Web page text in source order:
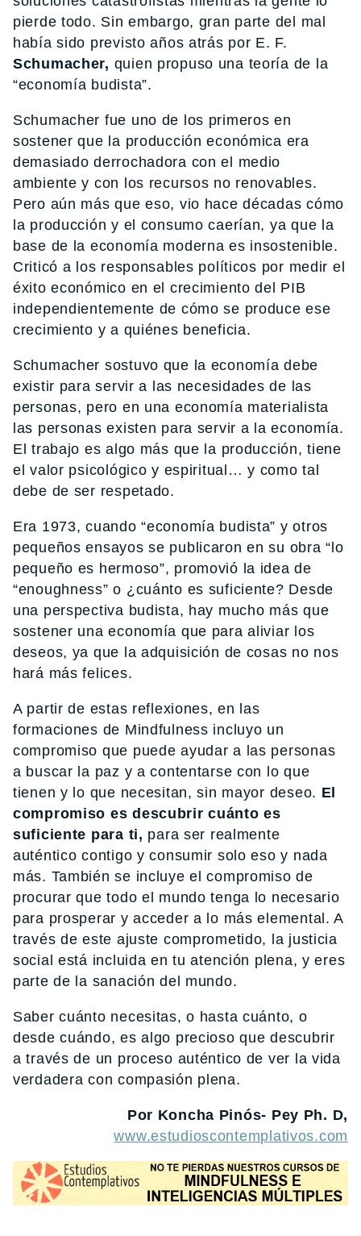
pierde todo. Sin embargo, gran parte del mal
había sido previsto años atrás por E. F.
Schumacher, quien propuso una teoría de la
“economía budista”.
Schumacher fue uno de los primeros en
sostener que la producción económica era
demasiado derrochadora con el medio
ambiente y con los recursos no renovables.
Pero aún más que eso, vio hace décadas cómo
la producción y el consumo caerían, ya que la
base de la economía moderna es insostenible.
Criticó a los responsables políticos por medir el
éxito económico en el crecimiento del PIB
independientemente de cómo se produce ese
crecimiento y a quiénes beneficia.
Schumacher sostuvo que la economía debe
existir para servir a las necesidades de las
personas, pero en una economía materialista
las personas existen para servir a la economía.
El trabajo es algo más que la producción, tiene
el valor psicológico y espiritual… y como tal
debe de ser respetado.
Era 1973, cuando “economía budista” y otros
pequeños ensayos se publicaron en su obra “lo
pequeño es hermoso”, promovió la idea de
“enoughness” o ¿cuánto es suficiente? Desde
una perspectiva budista, hay mucho más que
sostener una economía que para aliviar los
deseos, ya que la adquisición de cosas no nos
hará más felices.
A partir de estas reflexiones, en las
formaciones de Mindfulness incluyo un
compromiso que puede ayudar a las personas
a buscar la paz y a contentarse con lo que
tienen y lo que necesitan, sin mayor deseo. El
compromiso es descubrir cuánto es
suficiente para ti, para ser realmente
auténtico contigo y consumir solo eso y nada
más. También se incluye el compromiso de
procurar que todo el mundo tenga lo necesario
para prosperar y acceder a lo más elemental. A
través de este ajuste comprometido, la justicia
social está incluida en tu atención plena, y eres
parte de la sanación del mundo.
Saber cuánto necesitas, o hasta cuánto, o
desde cuándo, es algo precioso que descubrir
a través de un proceso auténtico de ver la vida
verdadera con compasión plena.
Por Koncha Pinós- Pey Ph. D,
www.estudioscontemplativos.com